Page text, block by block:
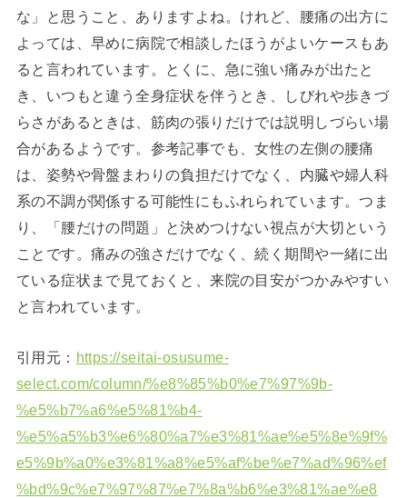
な」と思うこと、ありますよね。けれど、腰痛の出方に
よっては、早めに病院で相談したほうがよいケースもあ
ると言われています。とくに、急に強い痛みが出たと
き、いつもと違う全身症状を伴うとき、しびれや歩きづ
らさがあるときは、筋肉の張りだけでは説明しづらい場
合があるようです。参考記事でも、女性の左側の腰痛
は、姿勢や骨盤まわりの負担だけでなく、内臓や婦人科
系の不調が関係する可能性にもふれられています。つま
り、「腰だけの問題」と決めつけない視点が大切という
ことです。痛みの強さだけでなく、続く期間や一緒に出
ている症状まで見ておくと、来院の目安がつかみやすい
と言われています。
引用元： https://seitai-osusume-
select.com/column/%e8%85%b0%e7%97%9b-
%e5%b7%a6%e5%81%b4-
%e5%a5%b3%e6%80%a7%e3%81%ae%e5%8e%9f%
e5%9b%a0%e3%81%a8%e5%af%be%e7%ad%96%ef
%bd%9c%e7%97%87%e7%8a%b6%e3%81%ae%e8